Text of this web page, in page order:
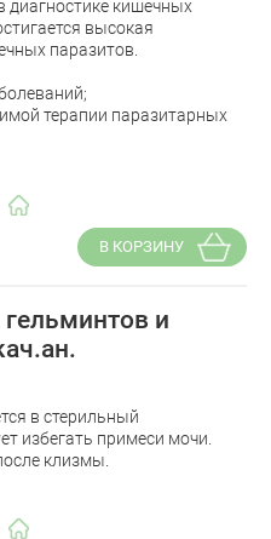
диагностике кишечных
высокая
паразитов.
терапии паразитарных
В КОРЗИНУ
и
в стерильный
избегать примеси мочи.
клизмы.